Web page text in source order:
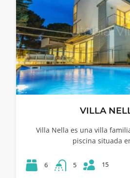
VILLA
Villa Nella es una villa
piscina situada
6 5 15